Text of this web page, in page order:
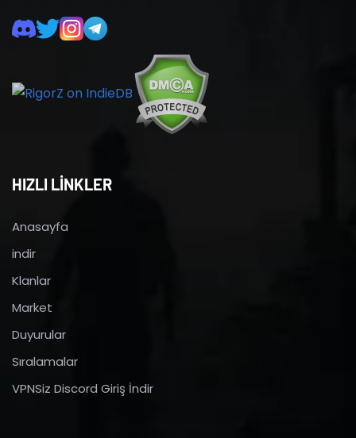
HIZLI LİNKLER
Anasayfa
indir
Klanlar
Market
Duyurular
Sıralamalar
VPNSiz Discord Giriş İndir